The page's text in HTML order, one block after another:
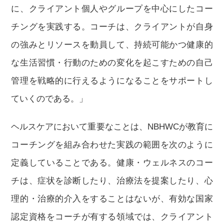
に、クライアント個人やグループを中心にしたコー
チングを実践する。コーチは、クライアントが自身
の強みとリソースを動員して、持続可能かつ健康的
な生活習慣・行動のための変化を起こすための自己
管理を戦略的に行えるようになることをサポートし
ていくのである。」
ヘルスケアにおいて重要なことは、NBHWCが教育に
コーチングを組み合わせた実践の範囲を次のように
定義していることである。健康・ウェルネスのコー
チは、症状を診断したり、治療法を提案したり、心
理的・治療的介入をすることはないが、有効な国家
認定資格をコーチが有する領域では、クライアント